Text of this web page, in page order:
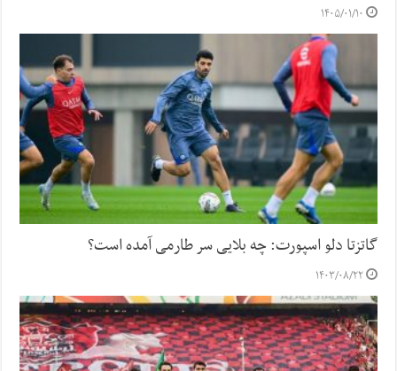
۱۴۰۵/۰۱/۱۰
گاتزتا دلو اسپورت: چه بلایی سر طارمی آمده است؟
۱۴۰۳/۰۸/۲۲